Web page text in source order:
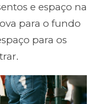
e espaço na
para o fundo
para os